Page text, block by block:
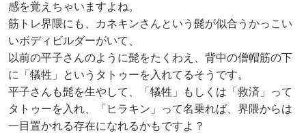
感を覚えちゃいますよね。
筋トレ界隈にも、カネキンさんという髭が似合うかっこい
いボディビルダーがいて、
以前の平子さんのように髭をたくわえ、背中の僧帽筋の下
に「犠牲」というタトゥーを入れてるそうです。
平子さんも髭を生やして、「犠牲」もしくは「救済」って
タトゥーを入れ、「ヒラキン」って名乗れば、界隈からは
一目置かれる存在になれるかもですよ？